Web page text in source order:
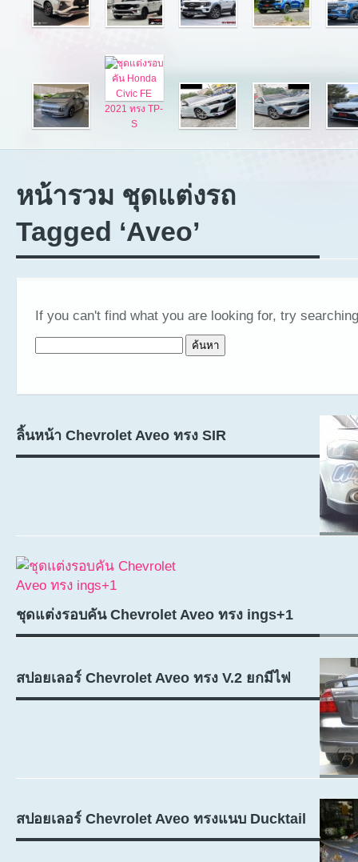
หน้ารวม ชุดแต่งรถ
Tagged ‘Aveo’
If you can't find what you are looking for, try
ลิ้นหน้า Chevrolet Aveo ทรง SIR
ชุดแต่งรอบคัน Chevrolet Aveo ทรง ings+1
สปอยเลอร์ Chevrolet Aveo ทรง V.2 ยกมีไฟ
สปอยเลอร์ Chevrolet Aveo ทรงแนบ Ducktail